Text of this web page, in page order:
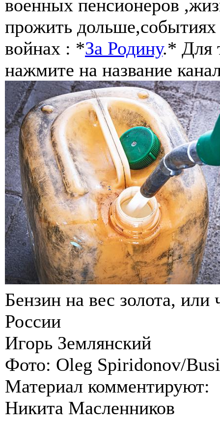
военных пенсионеров
прожить
войнах : *За Родину.* Для
нажмите на название
Бензин на вес золота,
России
Игорь Землянский
Фото: Oleg Spiridonov/
Материал комментируют:
Никита Масленников